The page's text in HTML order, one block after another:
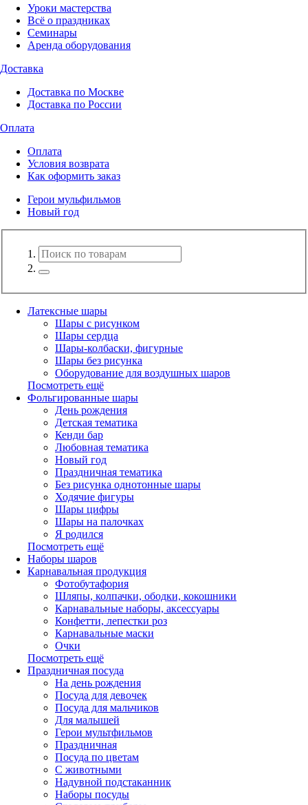
Уроки мастерства
Всё о праздниках
Семинары
Аренда оборудования
Доставка
Доставка по Москве
Доставка по России
Оплата
Оплата
Условия возврата
Как оформить заказ
Герои мульфильмов
Новый год
Латексные шары
Шары с рисунком
Шары сердца
Шары-колбаски, фигурные
Шары без рисунка
Оборудование для воздушных шаров
Посмотреть ещё
Фольгированные шары
День рождения
Детская тематика
Кенди бар
Любовная тематика
Новый год
Праздничная тематика
Без рисунка однотонные шары
Ходячие фигуры
Шары цифры
Шары на палочках
Я родился
Посмотреть ещё
Наборы шаров
Карнавальная продукция
Фотобутафория
Шляпы, колпачки, ободки, кокошники
Карнавальные наборы, аксессуары
Конфетти, лепестки роз
Карнавальные маски
Очки
Посмотреть ещё
Праздничная посуда
На день рождения
Посуда для девочек
Посуда для мальчиков
Для малышей
Герои мультфильмов
Праздничная
Посуда по цветам
С животными
Надувной подстаканник
Наборы посуды